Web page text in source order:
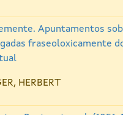
Apuntamentos
fraseoloxicamente
HERBERT